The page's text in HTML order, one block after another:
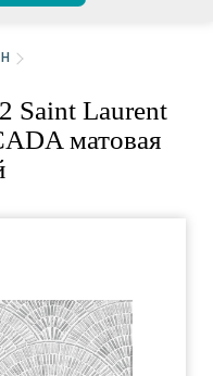
Saint Laurent
матовая